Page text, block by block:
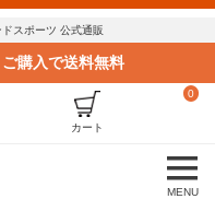
スポーツ 公式通販
購入で送料無料
0
カート
MENU